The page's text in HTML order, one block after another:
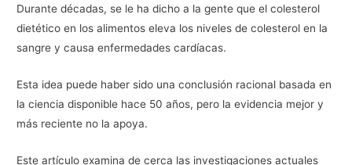
Durante décadas, se le ha dicho a la gente que el colesterol
dietético en los alimentos eleva los niveles de colesterol en la
sangre y causa enfermedades cardíacas.
Esta idea puede haber sido una conclusión racional basada en
la ciencia disponible hace 50 años, pero la evidencia mejor y
más reciente no la apoya.
Este artículo examina de cerca las investigaciones actuales